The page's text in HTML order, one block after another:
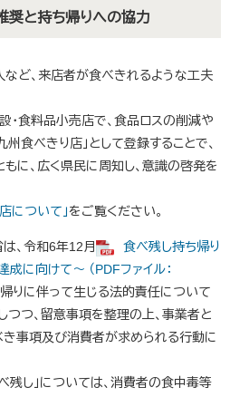
奨と持ち帰りへの協力
ど、来店者が食べきれるような工夫
・食料品小売店で、食品ロスの削減や
食べきり店」として登録することで、
に、広く県民に周知し、意識の啓発を
について」をご覧ください。
、令和6年12月
食べ残し持ち帰り
に向けて～ （PDFファイル：
帰りに伴って生じる法的責任について
つつ、留意事項を整理の上、事業者と
き事項及び消費者が求められる行動に
残し」については、消費者の食中毒等